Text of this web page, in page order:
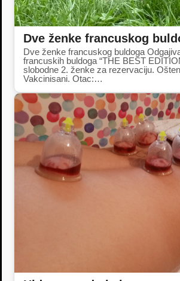
Dve ženke francuskog
Dve ženke francuskog buldoga
francuskih buldoga “THE BEST
slobodne 2. ženke za rezervaciju.
Vakcinisani. Otac:…